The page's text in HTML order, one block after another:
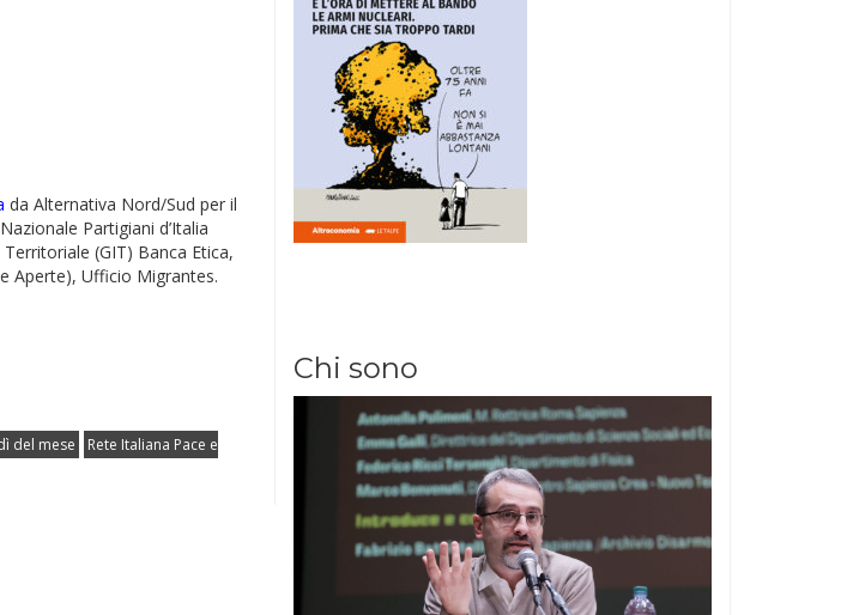
da Alternativa Nord/Sud per il
Partigiani d’Italia
(GIT) Banca Etica,
Aperte), Ufficio Migrantes.
del mese
Rete Italiana Pace e
Chi sono